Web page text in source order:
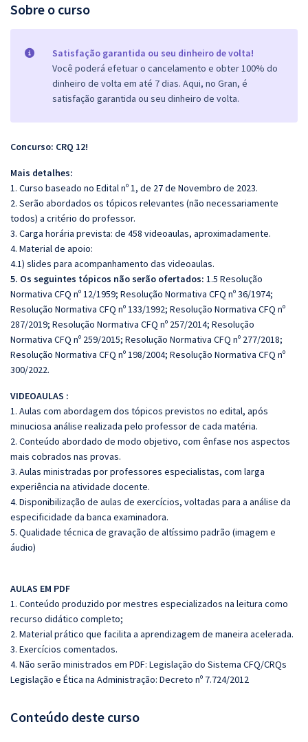
Sobre o curso
Satisfação garantida ou seu dinheiro de volta!
Você poderá efetuar o cancelamento e obter 100% do
dinheiro de volta em até 7 dias. Aqui, no Gran, é
satisfação garantida ou seu dinheiro de volta.
Concurso: CRQ 12!
Mais detalhes:
1. Curso baseado no Edital nº 1, de 27 de Novembro de 2023.
2. Serão abordados os tópicos relevantes (não necessariamente
todos) a critério do professor.
3. Carga horária prevista: de 458 videoaulas, aproximadamente.
4. Material de apoio:
4.1) slides para acompanhamento das videoaulas.
5. Os seguintes tópicos não serão ofertados: 1.5 Resolução
Normativa CFQ nº 12/1959; Resolução Normativa CFQ nº 36/1974;
Resolução Normativa CFQ nº 133/1992; Resolução Normativa CFQ nº
287/2019; Resolução Normativa CFQ nº 257/2014; Resolução
Normativa CFQ nº 259/2015; Resolução Normativa CFQ nº 277/2018;
Resolução Normativa CFQ nº 198/2004; Resolução Normativa CFQ nº
300/2022.
VIDEOAULAS :
1. Aulas com abordagem dos tópicos previstos no edital, após
minuciosa análise realizada pelo professor de cada matéria.
2. Conteúdo abordado de modo objetivo, com ênfase nos aspectos
mais cobrados nas provas.
3. Aulas ministradas por professores especialistas, com larga
experiência na atividade docente.
4. Disponibilização de aulas de exercícios, voltadas para a análise da
especificidade da banca examinadora.
5. Qualidade técnica de gravação de altíssimo padrão (imagem e
áudio)
AULAS EM PDF
1. Conteúdo produzido por mestres especializados na leitura como
recurso didático completo;
2. Material prático que facilita a aprendizagem de maneira acelerada.
3. Exercícios comentados.
4. Não serão ministrados em PDF: Legislação do Sistema CFQ/CRQs
Legislação e Ética na Administração: Decreto nº 7.724/2012
Conteúdo deste curso